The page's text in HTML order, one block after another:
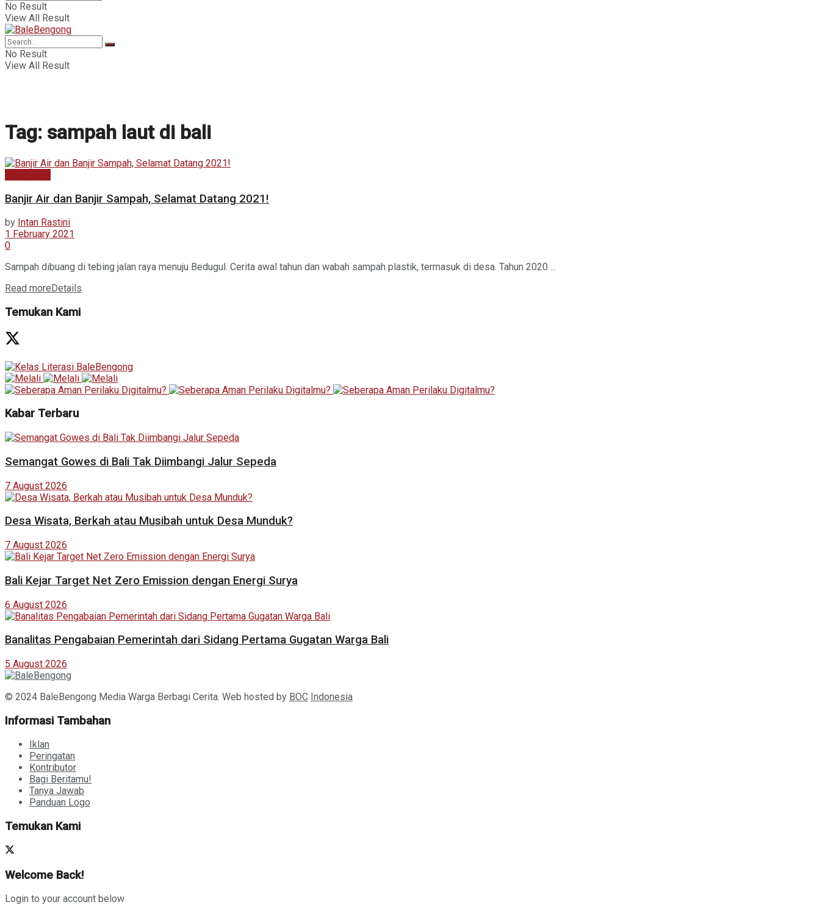
No Result
View All Result
No Result
View All Result
Tag: sampah laut di bali
Banjir Air dan Banjir Sampah, Selamat Datang 2021!
by Intan Rastini
1 February 2021
0
Sampah dibuang di tebing jalan raya menuju Bedugul. Cerita awal tahun dan wabah sampah plastik, termasuk di desa. Tahun 2020 ...
Read more Details
Temukan Kami
Kabar Terbaru
Semangat Gowes di Bali Tak Diimbangi Jalur Sepeda
7 August 2026
Desa Wisata, Berkah atau Musibah untuk Desa Munduk?
7 August 2026
Bali Kejar Target Net Zero Emission dengan Energi Surya
6 August 2026
Banalitas Pengabaian Pemerintah dari Sidang Pertama Gugatan Warga Bali
5 August 2026
© 2024 BaleBengong Media Warga Berbagi Cerita. Web hosted by BOC Indonesia
Informasi Tambahan
Iklan
Peringatan
Kontributor
Bagi Beritamu!
Tanya Jawab
Panduan Logo
Temukan Kami
Welcome Back!
Login to your account below